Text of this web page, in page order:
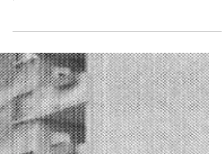
Zuschauer mit. Und zwar auf eine Reise,
die ihn verändern könnte. „Das Reich des
Scheins ist nicht abgesondert von der
Lebenswelt, sondern ihr Bestandteil.“
30.07.2021 Christoph Schmassmann Ein
Text, der Elfriede Jelineks „Sportstück“ zur
Grundlage hat, sieht sich unweigerlich dazu